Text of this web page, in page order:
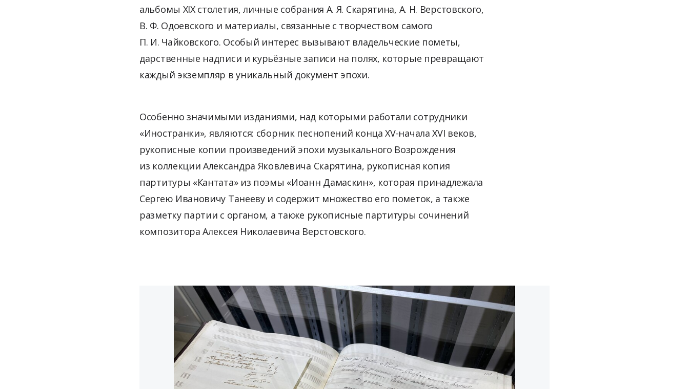
альбомы XIX столетия, личные собрания А. Я. Скарятина, А. Н. Верстовского,
В. Ф. Одоевского и материалы, связанные с творчеством самого
П. И. Чайковского. Особый интерес вызывают владельческие пометы,
дарственные надписи и курьёзные записи на полях, которые превращают
каждый экземпляр в уникальный документ эпохи.
Особенно значимыми изданиями, над которыми работали сотрудники
«Иностранки», являются: сборник песнопений конца XV-начала XVI веков,
рукописные копии произведений эпохи музыкального Возрождения
из коллекции Александра Яковлевича Скарятина, рукописная копия
партитуры «Кантата» из поэмы «Иоанн Дамаскин», которая принадлежала
Сергею Ивановичу Танееву и содержит множество его пометок, а также
разметку партии с органом, а также рукописные партитуры сочинений
композитора Алексея Николаевича Верстовского.